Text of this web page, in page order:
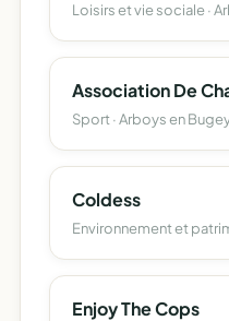
Loisirs et vie sociale ·
Sport · Arboys en
Coldess
Environnement et
Enjoy The Cops